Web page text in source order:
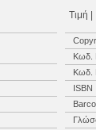
Τιμή |
Κωδ.
Κωδ.
ISBN